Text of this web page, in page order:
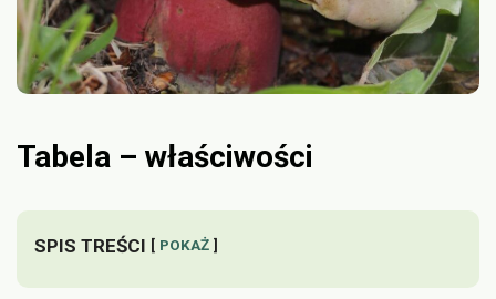
Tabela – właściwości
SPIS TREŚCI POKAŻ